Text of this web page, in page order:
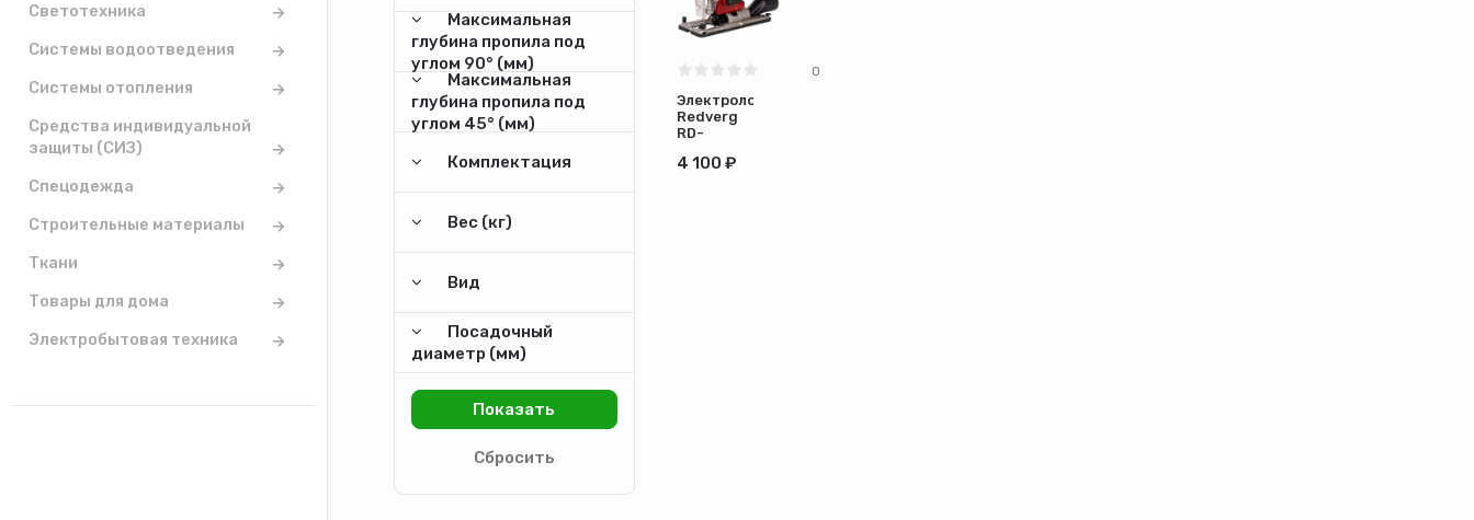
Светотехника
Системы водоотведения
Системы отопления
Средства индивидуальной
защиты (СИЗ)
Спецодежда
Строительные материалы
Ткани
Товары для дома
Электробытовая техника
Максимальная
глубина пропила под
углом 90° (мм)
Максимальная
глубина пропила под
углом 45° (мм)
Комплектация
Вес (кг)
Вид
Посадочный
диаметр (мм)
0
Электролобзик
Redverg
RD-
4 100 ₽